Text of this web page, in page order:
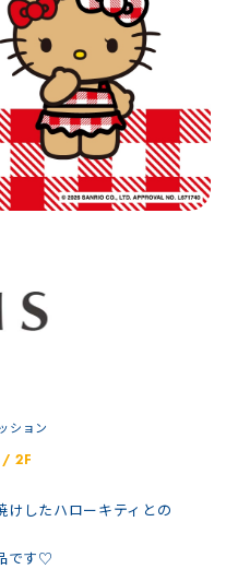
ション
/ 2F
けしたハローキティとの
です♡